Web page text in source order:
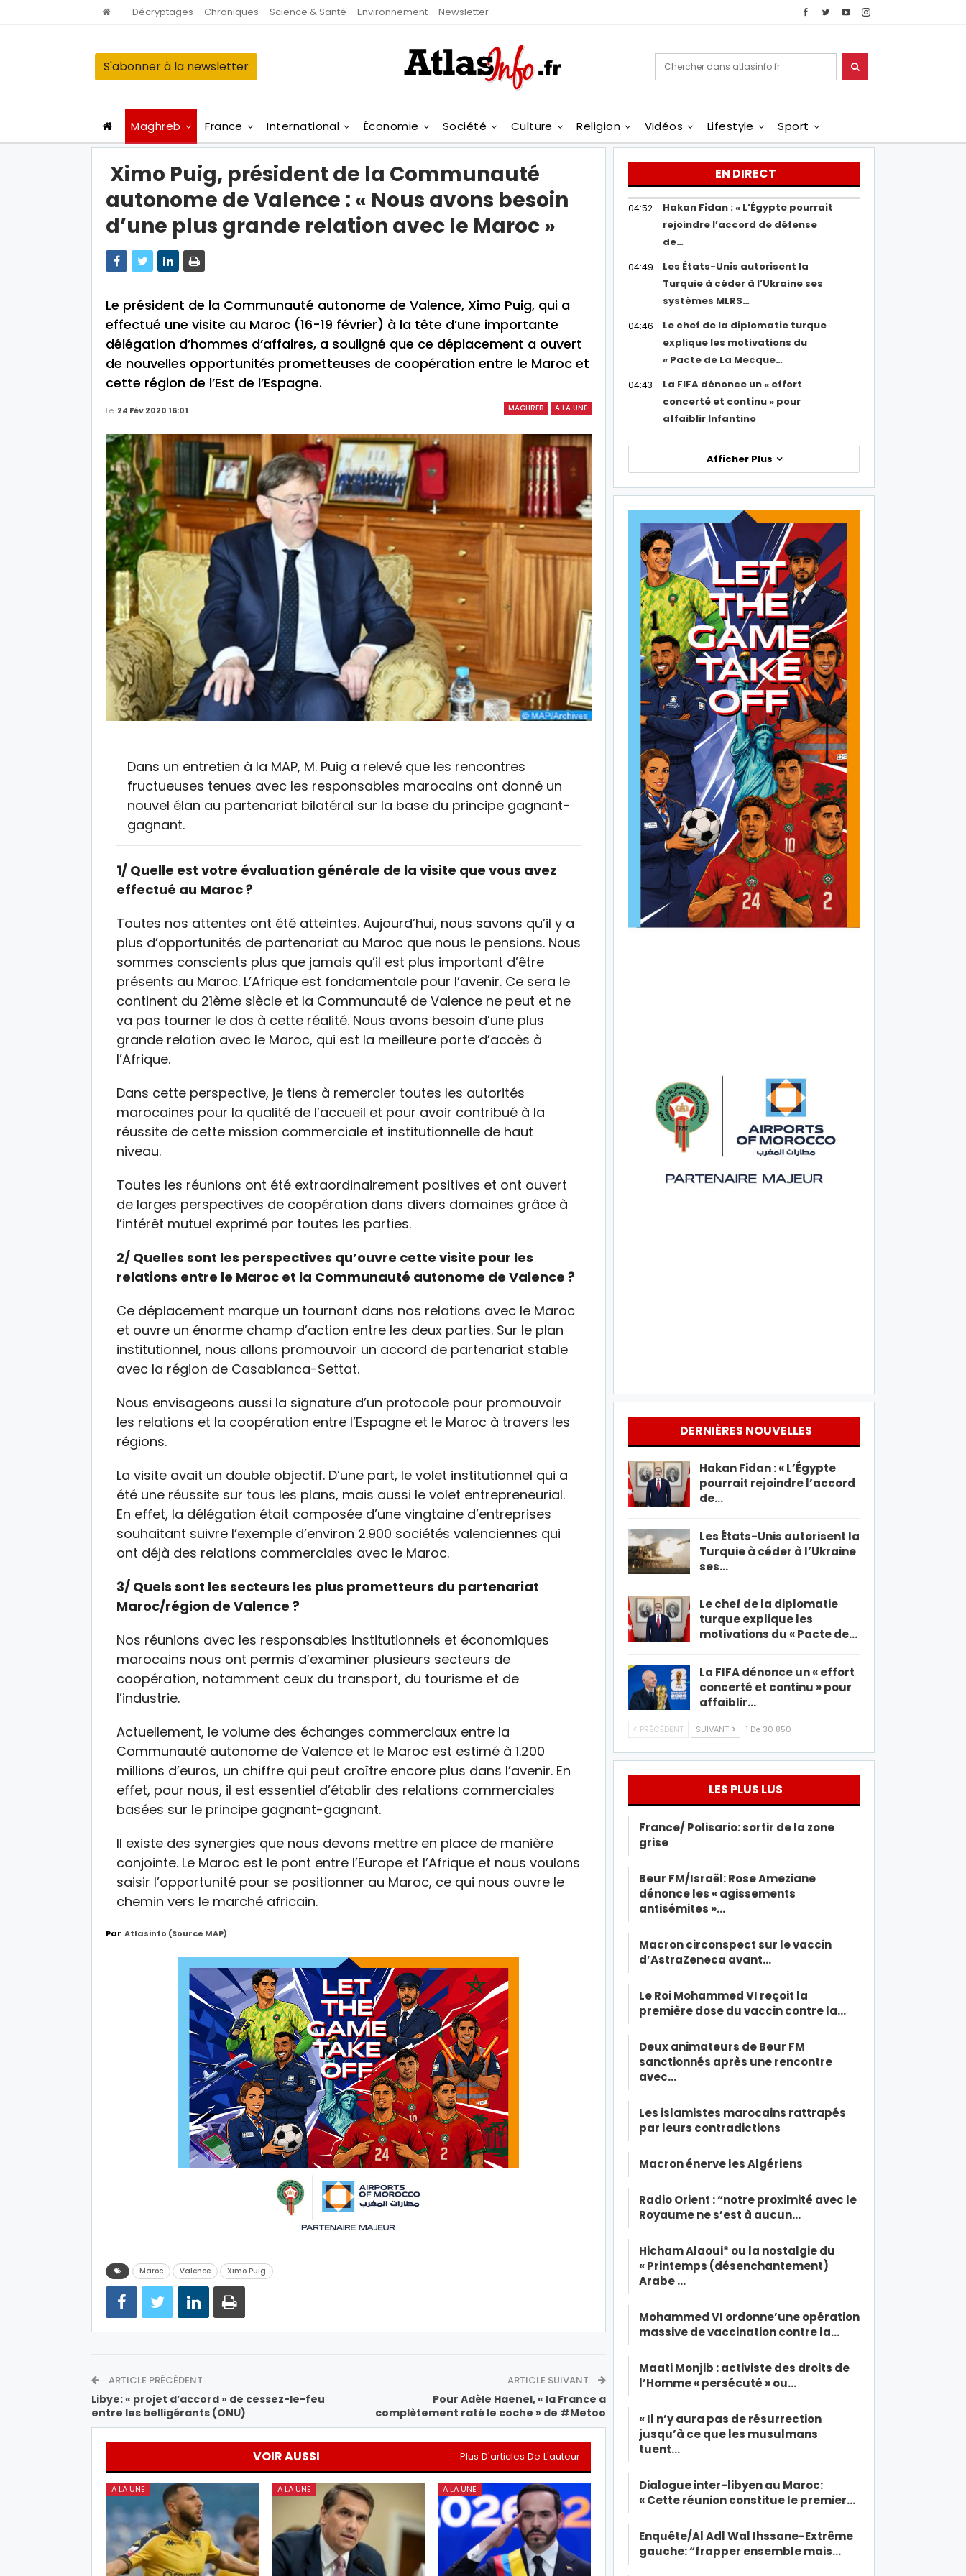
Décryptages Chroniques Science & Santé Environnement Newsletter
S'abonner à la newsletter
Maghreb France International Économie Société Culture Religion Vidéos Lifestyle Sport
Ximo Puig, président de la Communauté
autonome de Valence : « Nous avons besoin
d’une plus grande relation avec le Maroc »
Le président de la Communauté autonome de Valence, Ximo Puig, qui a
effectué une visite au Maroc (16-19 février) à la tête d’une importante
délégation d’hommes d’affaires, a souligné que ce déplacement a ouvert
de nouvelles opportunités prometteuses de coopération entre le Maroc et
cette région de l’Est de l’Espagne.
MAGHREB A LA UNE
Le 24 Fév 2020 16:01
Dans un entretien à la MAP, M. Puig a relevé que les rencontres
fructueuses tenues avec les responsables marocains ont donné un
nouvel élan au partenariat bilatéral sur la base du principe gagnant-
gagnant.
1/ Quelle est votre évaluation générale de la visite que vous avez
effectué au Maroc ?
Toutes nos attentes ont été atteintes. Aujourd’hui, nous savons qu’il y a
plus d’opportunités de partenariat au Maroc que nous le pensions. Nous
sommes conscients plus que jamais qu’il est plus important d’être
présents au Maroc. L’Afrique est fondamentale pour l’avenir. Ce sera le
continent du 21ème siècle et la Communauté de Valence ne peut et ne
va pas tourner le dos à cette réalité. Nous avons besoin d’une plus
grande relation avec le Maroc, qui est la meilleure porte d’accès à
l’Afrique.
Dans cette perspective, je tiens à remercier toutes les autorités
marocaines pour la qualité de l’accueil et pour avoir contribué à la
réussite de cette mission commerciale et institutionnelle de haut
niveau.
Toutes les réunions ont été extraordinairement positives et ont ouvert
de larges perspectives de coopération dans divers domaines grâce à
l’intérêt mutuel exprimé par toutes les parties.
2/ Quelles sont les perspectives qu’ouvre cette visite pour les
relations entre le Maroc et la Communauté autonome de Valence ?
Ce déplacement marque un tournant dans nos relations avec le Maroc
et ouvre un énorme champ d’action entre les deux parties. Sur le plan
institutionnel, nous allons promouvoir un accord de partenariat stable
avec la région de Casablanca-Settat.
Nous envisageons aussi la signature d’un protocole pour promouvoir
les relations et la coopération entre l’Espagne et le Maroc à travers les
régions.
La visite avait un double objectif. D’une part, le volet institutionnel qui a
été une réussite sur tous les plans, mais aussi le volet entrepreneurial.
En effet, la délégation était composée d’une vingtaine d’entreprises
souhaitant suivre l’exemple d’environ 2.900 sociétés valenciennes qui
ont déjà des relations commerciales avec le Maroc.
3/ Quels sont les secteurs les plus prometteurs du partenariat
Maroc/région de Valence ?
Nos réunions avec les responsables institutionnels et économiques
marocains nous ont permis d’examiner plusieurs secteurs de
coopération, notamment ceux du transport, du tourisme et de
l’industrie.
Actuellement, le volume des échanges commerciaux entre la
Communauté autonome de Valence et le Maroc est estimé à 1.200
millions d’euros, un chiffre qui peut croître encore plus dans l’avenir. En
effet, pour nous, il est essentiel d’établir des relations commerciales
basées sur le principe gagnant-gagnant.
Il existe des synergies que nous devons mettre en place de manière
conjointe. Le Maroc est le pont entre l’Europe et l’Afrique et nous voulons
saisir l’opportunité pour se positionner au Maroc, ce qui nous ouvre le
chemin vers le marché africain.
Par Atlasinfo (Source MAP)
Maroc Valence Ximo Puig
ARTICLE PRÉCÉDENT
Libye: « projet d’accord » de cessez-le-feu
entre les belligérants (ONU)
ARTICLE SUIVANT
Pour Adèle Haenel, « la France a
complètement raté le coche » de #Metoo
VOIR AUSSI Plus D'articles De L'auteur
A LA UNE A LA UNE A LA UNE
EN DIRECT
04:52
Hakan Fidan : « L’Égypte pourrait
rejoindre l’accord de défense
de…
04:49
Les États-Unis autorisent la
Turquie à céder à l’Ukraine ses
systèmes MLRS…
04:46
Le chef de la diplomatie turque
explique les motivations du
« Pacte de La Mecque…
04:43
La FIFA dénonce un « effort
concerté et continu » pour
affaiblir Infantino
Afficher Plus
DERNIÈRES NOUVELLES
Hakan Fidan : « L’Égypte
pourrait rejoindre l’accord
de…
Les États-Unis autorisent la
Turquie à céder à l’Ukraine
ses…
Le chef de la diplomatie
turque explique les
motivations du « Pacte de…
La FIFA dénonce un « effort
concerté et continu » pour
affaiblir…
PRÉCÉDENT SUIVANT 1 De 30 850
LES PLUS LUS
France/ Polisario: sortir de la zone
grise
Beur FM/Israël: Rose Ameziane
dénonce les « agissements
antisémites »…
Macron circonspect sur le vaccin
d’AstraZeneca avant…
Le Roi Mohammed VI reçoit la
première dose du vaccin contre la…
Deux animateurs de Beur FM
sanctionnés après une rencontre
avec…
Les islamistes marocains rattrapés
par leurs contradictions
Macron énerve les Algériens
Radio Orient : “notre proximité avec le
Royaume ne s’est à aucun…
Hicham Alaoui* ou la nostalgie du
« Printemps (désenchantement)
Arabe …
Mohammed VI ordonne’une opération
massive de vaccination contre la…
Maati Monjib : activiste des droits de
l’Homme « persécuté » ou…
« Il n’y aura pas de résurrection
jusqu’à ce que les musulmans
tuent…
Dialogue inter-libyen au Maroc:
« Cette réunion constitue le premier…
Enquête/Al Adl Wal Ihssane-Extrême
gauche: “frapper ensemble mais…